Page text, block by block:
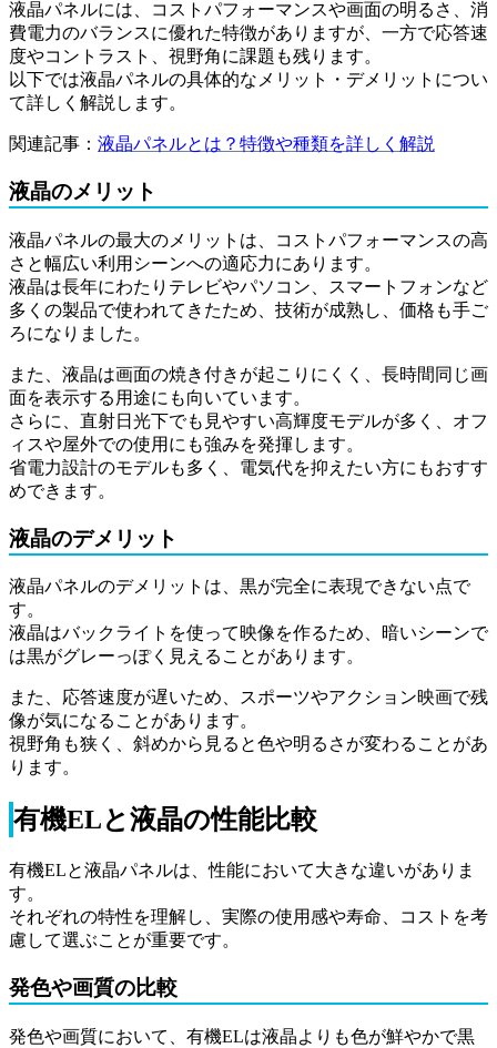
液晶パネルには、コストパフォーマンスや画面の明るさ、消
費電力のバランスに優れた特徴がありますが、一方で応答速
度やコントラスト、視野角に課題も残ります。
以下では液晶パネルの具体的なメリット・デメリットについ
て詳しく解説します。
関連記事： 液晶パネルとは？特徴や種類を詳しく解説
液晶のメリット
液晶パネルの最大のメリットは、コストパフォーマンスの高
さと幅広い利用シーンへの適応力にあります。
液晶は長年にわたりテレビやパソコン、スマートフォンなど
多くの製品で使われてきたため、技術が成熟し、価格も手ご
ろになりました。
また、液晶は画面の焼き付きが起こりにくく、長時間同じ画
面を表示する用途にも向いています。
さらに、直射日光下でも見やすい高輝度モデルが多く、オフ
ィスや屋外での使用にも強みを発揮します。
省電力設計のモデルも多く、電気代を抑えたい方にもおすす
めできます。
液晶のデメリット
液晶パネルのデメリットは、黒が完全に表現できない点で
す。
液晶はバックライトを使って映像を作るため、暗いシーンで
は黒がグレーっぽく見えることがあります。
また、応答速度が遅いため、スポーツやアクション映画で残
像が気になることがあります。
視野角も狭く、斜めから見ると色や明るさが変わることがあ
ります。
有機ELと液晶の性能比較
有機ELと液晶パネルは、性能において大きな違いがありま
す。
それぞれの特性を理解し、実際の使用感や寿命、コストを考
慮して選ぶことが重要です。
発色や画質の比較
発色や画質において、有機ELは液晶よりも色が鮮やかで黒